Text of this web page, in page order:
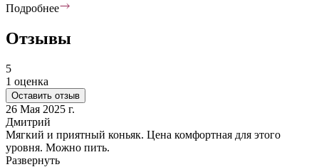
Подробнее
Отзывы
5
1 оценка
Оставить отзыв
26 Мая 2025 г.
Дмитрий
Мягкий и приятный коньяк. Цена комфортная для этого
уровня. Можно пить.
Развернуть